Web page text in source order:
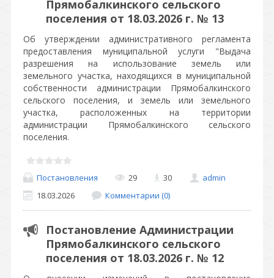
Прямобалкинского сельского
поселения от 18.03.2026 г. № 13
Об утверждении административного регламента
предоставления муниципальной услуги "Выдача
разрешения на использование земель или
земельного участка, находящихся в муниципальной
собственности администрации Прямобалкинского
сельского поселения, и земель или земельного
участка, расположенных на территории
администрации Прямобалкинского сельского
поселения.
Постановления 29 30
admin
18.03.2026
Комментарии (0)
Постановление Администрации
Прямобалкинского сельского
поселения от 18.03.2026 г. № 12